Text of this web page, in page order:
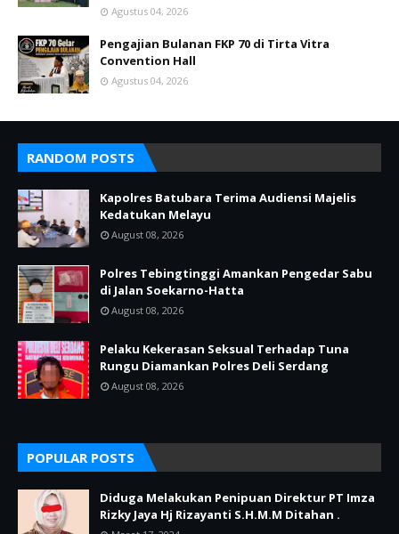
Agustus 04, 2026
Pengajian Bulanan FKP 70 di Tirta Vitra
Convention Hall
Agustus 04, 2026
RANDOM POSTS
Kapolres Batubara Terima Audiensi Majelis
Kedatukan Melayu
August 08, 2026
Polres Tebingtinggi Amankan Pengedar Sabu
di Jalan Soekarno-Hatta
August 08, 2026
Pelaku Kekerasan Seksual Terhadap Tuna
Rungu Diamankan Polres Deli Serdang
August 08, 2026
POPULAR POSTS
Diduga Melakukan Penipuan Direktur PT Imza
Rizky Jaya Hj Rizayanti S.H.M.M Ditahan .